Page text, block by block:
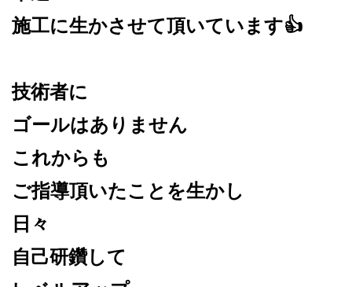
施工に生かさせて頂いています👍
技術者に
ゴールはありません
これからも
ご指導頂いたことを生かし
日々
自己研鑽して